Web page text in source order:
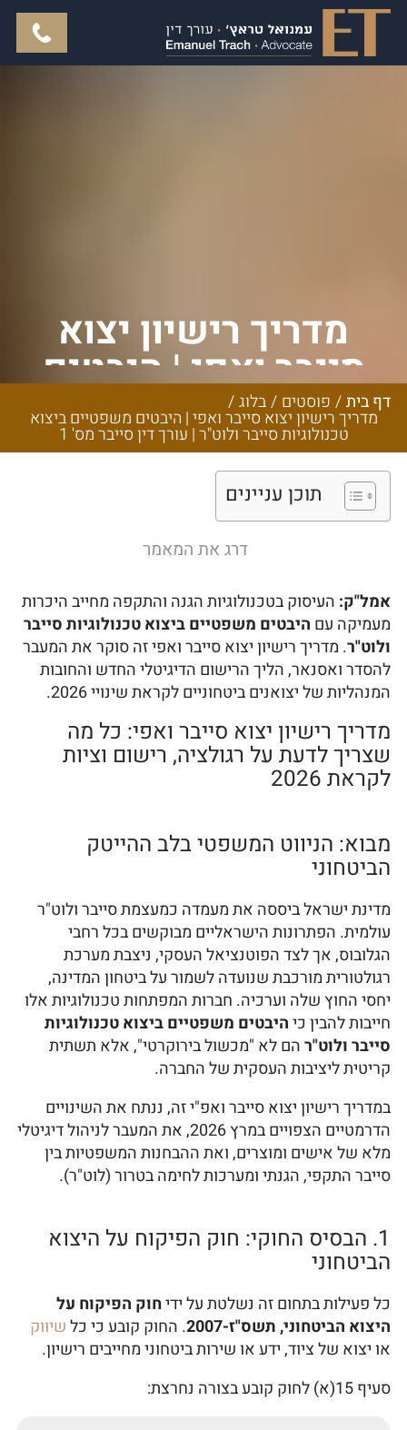
מדריך רישיון יצוא
סייבר ואפי | היבטים
משפטיים ביצוא
טכנולוגיות סייבר
ולוט"ר | עורך דין סייבר
מס' 1
דף בית/ פוסטים /בלוג/
מדריך רישיון יצוא סייבר ואפי | היבטים משפטיים ביצוא
טכנולוגיות סייבר ולוט"ר | עורך דין סייבר מס' 1
תוכן עניינים
דרג את המאמר
אמל"ק: העיסוק בטכנולוגיות הגנה והתקפה מחייב היכרות
מעמיקה עם היבטים משפטיים ביצוא טכנולוגיות סייבר
ולוט"ר. מדריך רישיון יצוא סייבר ואפי זה סוקר את המעבר
להסדר ואסנאר, הליך הרישום הדיגיטלי החדש והחובות
המנהליות של יצואנים ביטחוניים לקראת שינויי 2026.
מדריך רישיון יצוא סייבר ואפי: כל מה
שצריך לדעת על רגולציה, רישום וציות
לקראת 2026
מבוא: הניווט המשפטי בלב ההייטק
הביטחוני
מדינת ישראל ביססה את מעמדה כמעצמת סייבר ולוט"ר
עולמית. הפתרונות הישראליים מבוקשים בכל רחבי
הגלובוס, אך לצד הפוטנציאל העסקי, ניצבת מערכת
רגולטורית מורכבת שנועדה לשמור על ביטחון המדינה,
יחסי החוץ שלה וערכיה. חברות המפתחות טכנולוגיות אלו
חייבות להבין כיהיבטים משפטיים ביצוא טכנולוגיות
סייבר ולוט"רהם לא "מכשול בירוקרטי", אלא תשתית
קריטית ליציבות העסקית של החברה.
במדריך רישיון יצוא סייבר ואפ"י זה, ננתח את השינויים
הדרמטיים הצפויים במרץ 2026, את המעבר לניהול דיגיטלי
מלא של אישים ומוצרים, ואת ההבחנות המשפטיות בין
סייבר התקפי, הגנתי ומערכות לחימה בטרור (לוט"ר).
1. הבסיס החוקי: חוק הפיקוח על היצוא
הביטחוני
כל פעילות בתחום זה נשלטת על ידיחוק הפיקוח על
היצוא הביטחוני, תשס"ז-2007
. החוק קובע כי כלשיווק
או יצוא של ציוד, ידע או שירות ביטחוני מחייבים רישיון.
סעיף 15(א) לחוק קובע בצורה נחרצת: